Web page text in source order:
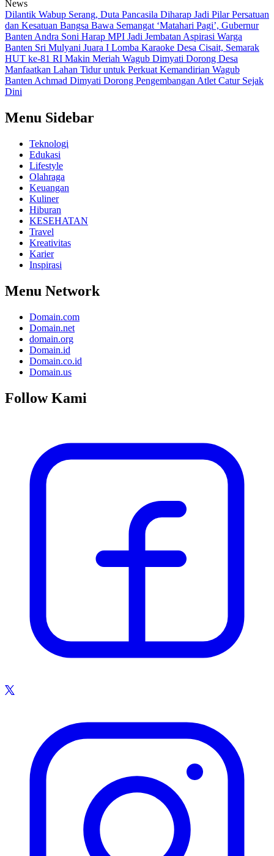
News
Dilantik Wabup Serang, Duta Pancasila Diharap Jadi Pilar Persatuan
dan Kesatuan Bangsa Bawa Semangat ‘Matahari Pagi’, Gubernur
Banten Andra Soni Harap MPI Jadi Jembatan Aspirasi Warga
Banten Sri Mulyani Juara I Lomba Karaoke Desa Cisait, Semarak
HUT ke-81 RI Makin Meriah Wagub Dimyati Dorong Desa
Manfaatkan Lahan Tidur untuk Perkuat Kemandirian Wagub
Banten Achmad Dimyati Dorong Pengembangan Atlet Catur Sejak
Dini
Menu Sidebar
Teknologi
Edukasi
Lifestyle
Olahraga
Keuangan
Kuliner
Hiburan
KESEHATAN
Travel
Kreativitas
Karier
Inspirasi
Menu Network
Domain.com
Domain.net
domain.org
Domain.id
Domain.co.id
Domain.us
Follow Kami